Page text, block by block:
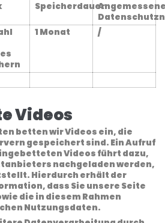
Speicherdauer
1 Monat /
Videos
betten wir Videos ein, die
gespeichert sind. Ein Aufruf
Videos führt dazu,
nachgeladen werden,
Hierdurch erhält der
dass Sie unsere Seite
die in diesem Rahmen
Nutzungsdaten.